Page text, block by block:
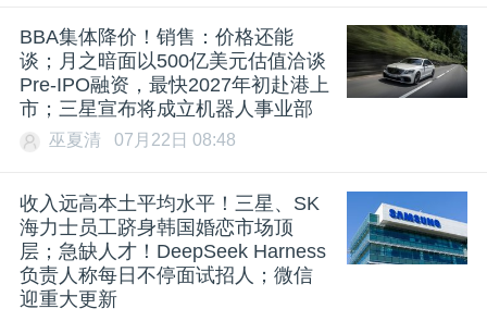
BBA集体降价！销售：价格还能
谈；月之暗面以500亿美元估值洽谈
Pre-IPO融资，最快2027年初赴港上
市；三星宣布将成立机器人事业部
巫夏清 07月22日 08:48
收入远高本土平均水平！三星、SK
海力士员工跻身韩国婚恋市场顶
层；急缺人才！DeepSeek Harness
负责人称每日不停面试招人；微信
迎重大更新